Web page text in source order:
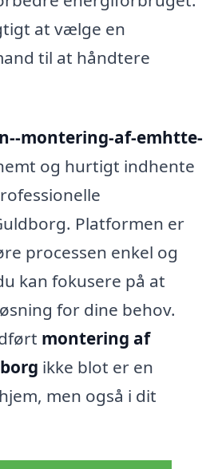
at vælge en
til at håndtere
montering-af-emhtte-
og hurtigt indhente
Platformen er
processen enkel og
kan fokusere på at
for dine behov.
montering af
ikke blot er en
men også i dit